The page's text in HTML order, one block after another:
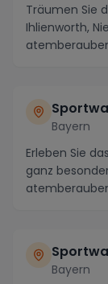
Träumen Sie
Ihlienworth,
Bayern
Erleben Sie
ganz
Bayern